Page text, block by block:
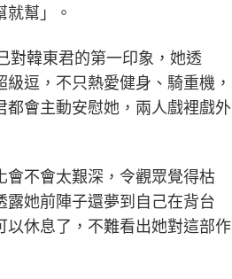
幫」。
對韓東君的第一印象，她透
逗，不只熱愛健身、騎重機，
會主動安慰她，兩人戲裡戲外
不會太艱深，令觀眾覺得枯
她前陣子還夢到自己在背台
休息了，不難看出她對這部作